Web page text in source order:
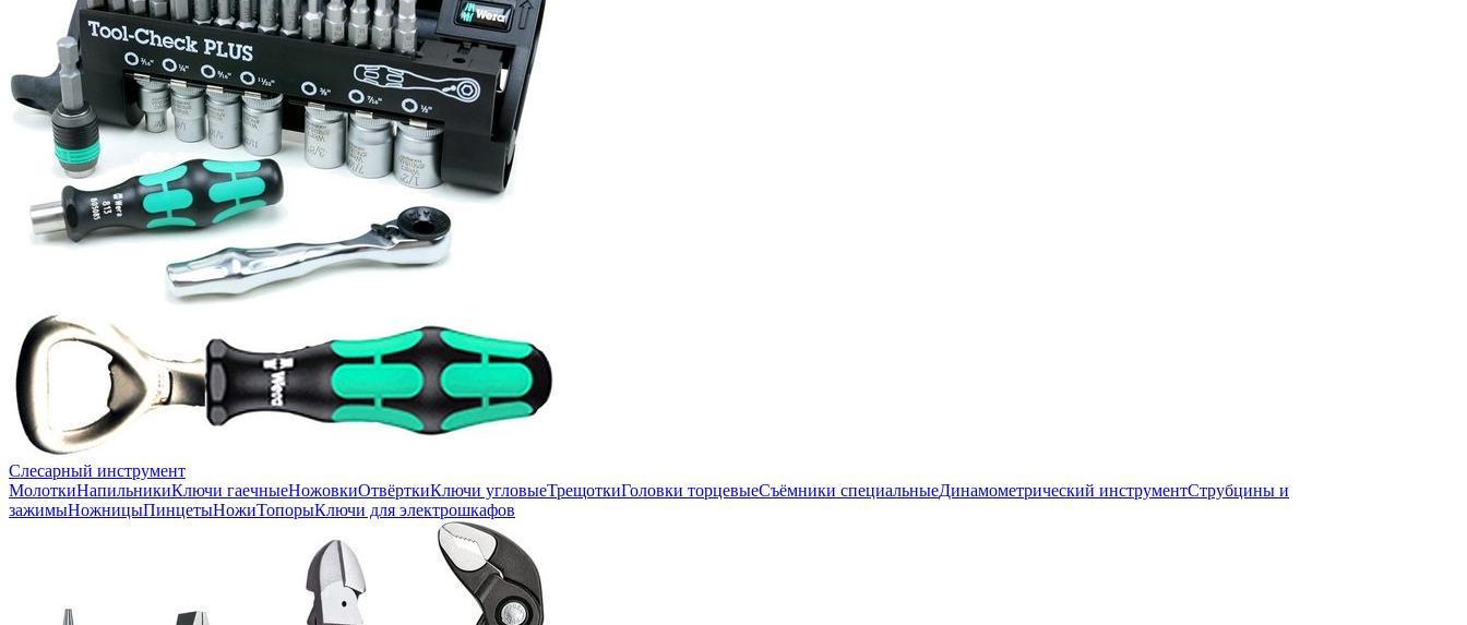
Слесарный инструмент
МолоткиНапильникиКлючи гаечныеНожовкиОтвёрткиКлючи угловыеТрещоткиГоловки торцевыеСъёмники специальныеДинамометрический инструментСтрубцины и
зажимыНожницыПинцетыНожиТопорыКлючи для электрошкафов